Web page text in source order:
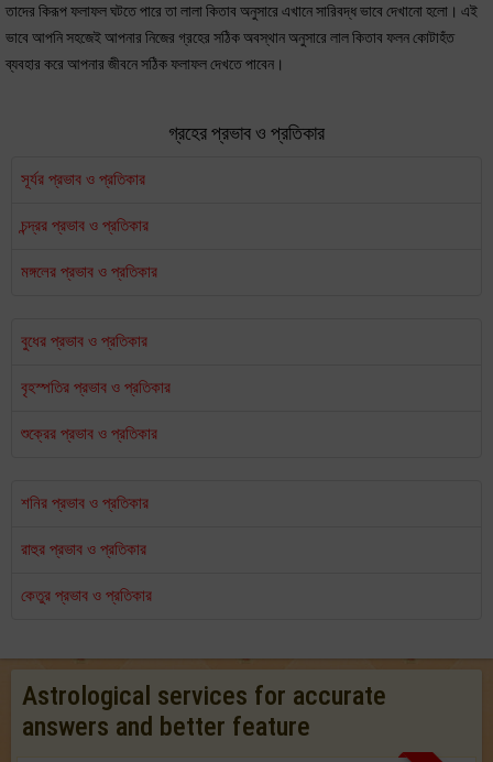
তাদের কিরূপ ফলাফল ঘটতে পারে তা লালা কিতাব অনুসারে এখানে সারিবদ্ধ ভাবে দেখানো হলো। এই
ভাবে আপনি সহজেই আপনার নিজের গ্রহের সঠিক অবস্থান অনুসারে লাল কিতাব ফলন কোটাহঁত
ব্যবহার করে আপনার জীবনে সঠিক ফলাফল দেখতে পাবেন।
গ্রহের প্রভাব ও প্রতিকার
সূর্যর প্রভাব ও প্রতিকার
চন্দ্রর প্রভাব ও প্রতিকার
মঙ্গলের প্রভাব ও প্রতিকার
বুধের প্রভাব ও প্রতিকার
বৃহস্পতির প্রভাব ও প্রতিকার
শুক্রের প্রভাব ও প্রতিকার
শনির প্রভাব ও প্রতিকার
রাহুর প্রভাব ও প্রতিকার
কেতুর প্রভাব ও প্রতিকার
Astrological services for accurate
answers and better feature